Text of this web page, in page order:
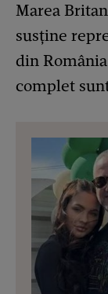
Marea
susține
din
complet